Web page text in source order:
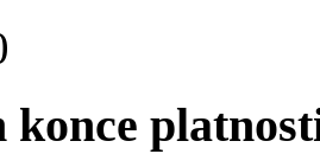
konce